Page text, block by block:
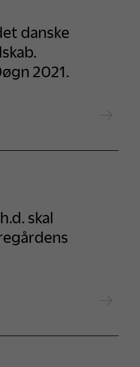
danske
2021.
skal